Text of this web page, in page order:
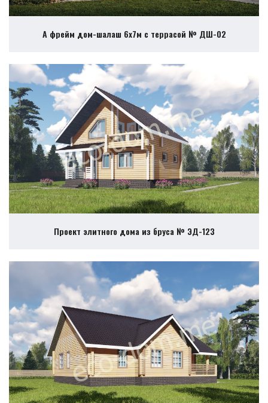
А фрейм дом-шалаш 6х7м с террасой № ДШ-02
Проект элитного дома из бруса № ЭД-123